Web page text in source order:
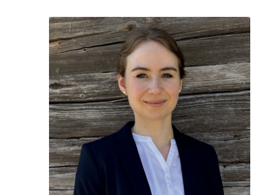
Mein fachlicher Schwerpunkt als
Restauratorin liegt auf der Untersuchung
und Erhaltung von Kulturgütern aus Stein
und Architekturoberflächen. Durch meine
freiberufliche Tätigkeit während des
Studiums sowie meine anschließende
Anstellung konnte ich Erfahrungen in der
Untersuchung, Planung und Begleitung von
Restaurierungsmaßnahmen an historischer
Bausubstanz sammeln. Ich freue mich
darauf, diese Kenntnisse bei
monumentconsult einzubringen und mich
im interdisziplinären Team
weiterzuentwickeln.